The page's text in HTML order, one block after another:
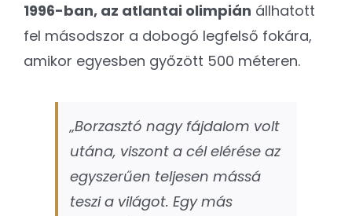
1996-ban, az atlantai olimpián állhatott
fel másodszor a dobogó legfelső fokára,
amikor egyesben győzött 500 méteren.
„Borzasztó nagy fájdalom volt
utána, viszont a cél elérése az
egyszerűen teljesen mássá
teszi a világot. Egy más